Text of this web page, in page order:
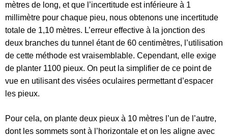
mètres de long, et que l’incertitude est inférieure à 1
millimètre pour chaque pieu, nous obtenons une incertitude
totale de 1,10 mètres. L’erreur effective à la jonction des
deux branches du tunnel étant de 60 centimètres, l’utilisation
de cette méthode est vraisemblable. Cependant, elle exige
de planter 1100 pieux. On peut la simplifier de ce point de
vue en utilisant des visées oculaires permettant d’espacer
les pieux.
Pour cela, on plante deux pieux à 10 mètres l’un de l’autre,
dont les sommets sont à l’horizontale et on les aligne avec